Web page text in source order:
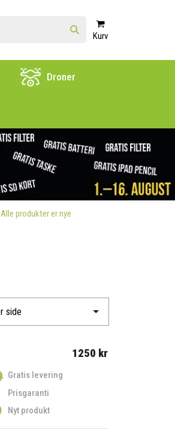
Kurv
Droner
Alle produkter er nye
1250 kr
Gratis levering
Prisgaranti
Nyt produkt